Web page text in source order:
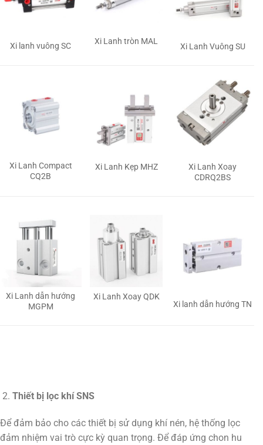
Xi lanh vuông SC Xi Lanh tròn MAL
Xi Lanh Vuông SU
Xi Lanh Compact
CQ2B
Xi Lanh Kẹp MHZ
Xi Lanh Xoay
CDRQ2BS
Xi Lanh dẫn hướng
MGPM
Xi Lanh Xoay QDK
Xi lanh dẫn hướng TN
Thiết bị lọc khí SNS
Để đảm bảo cho các thiết bị sử dụng khí nén, hệ thống lọc
đảm nhiệm vai trò cực kỳ quan trọng. Để đáp ứng chon hu